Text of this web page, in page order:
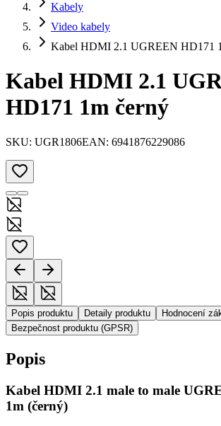
Kabely
Video kabely
Kabel HDMI 2.1 UGREEN HD171
Kabel HDMI 2.1
HD171 1m černý
SKU: UGR1806EAN: 6941876229086
Popis produktu Detaily produktu
Hodnocení
Bezpečnost produktu (GPSR)
Popis
Kabel HDMI 2.1 male to male
1m (černý)